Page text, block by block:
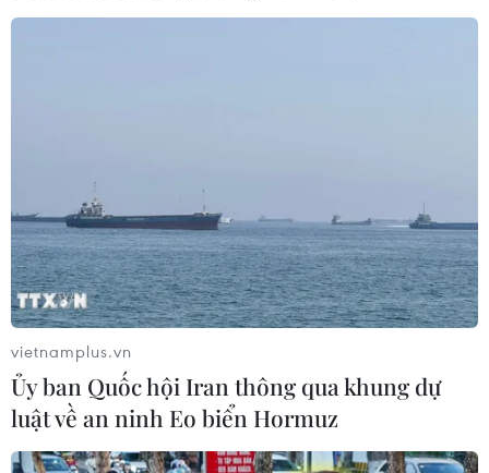
Phó Tổng Biên tập: NGUYỄN THỊ TÁM, KHÚC THANH
Ngôn ngữ
Dịch vụ tin
Quảng cáo
Liên hệ
Giấy phép số: 1374/GP-BTTTT do Bộ Thông tin và Truyền thông
cấp ngày 11/9/2008.
Quảng cáo: Phó TBT Nguyễn Thị Tám: 093.5958688, Email:
tamvna@gmail.com
vietnamplus.vn
Ủy ban Quốc hội Iran thông qua khung dự
luật về an ninh Eo biển Hormuz